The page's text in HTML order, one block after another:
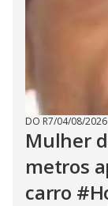
DO R7/04/08/2026
Mulher
metros
carro